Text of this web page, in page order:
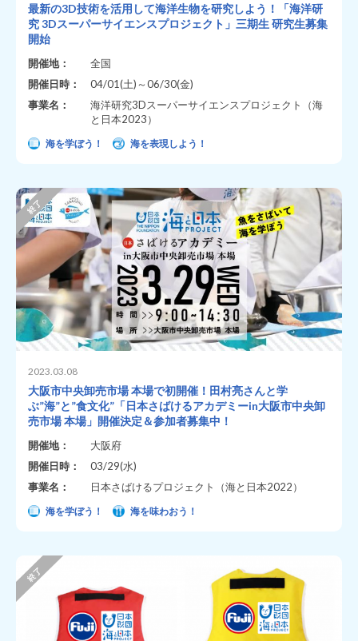
最新の3D技術を活用して海洋生物を研究しよう！「海洋研
究 3Dスーパーサイエンスプロジェクト」三期生 研究生募集
開始
開催地：
全国
開催日時：
04/01(土)～06/30(金)
事業名：
海洋研究3Dスーパーサイエンスプロジェクト（海
と日本2023）
海を学ぼう！ 海を表現しよう！
2023.03.08
大阪市中央卸売市場 本場で初開催！田村亮さんと学
ぶ”海”と”食文化”「日本さばけるアカデミーin大阪市中央卸
売市場 本場」開催決定＆参加者募集中！
開催地：
大阪府
開催日時：
03/29(水)
事業名：
日本さばけるプロジェクト（海と日本2022）
海を学ぼう！ 海を味わおう！